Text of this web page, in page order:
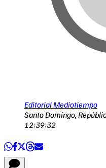
Editorial Mediotiempo
Santo Domingo,
12:39:32